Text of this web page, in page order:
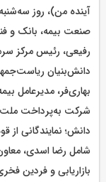
صنعت بیمه، بانک و
رفیعی، رئیس مرکز
دانش‌بنیان
بهاری‌فر، مدیرعامل
شرکت به‌پرداخت
دانش؛ نمایندگانی از
شامل رضا اسدی،
بازاریابی و فردین